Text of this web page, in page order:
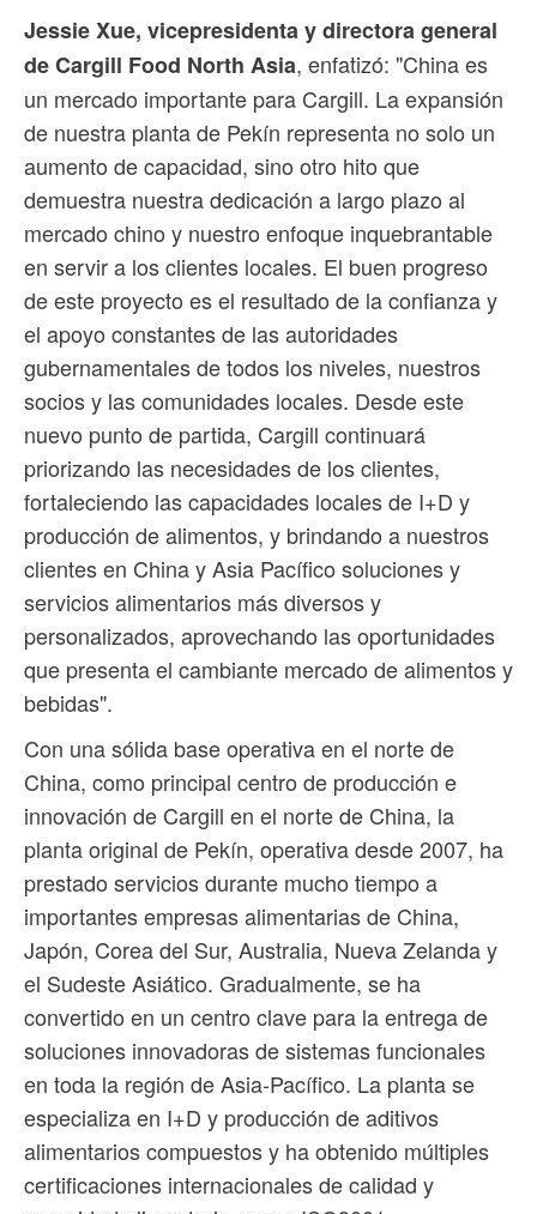
Jessie Xue, vicepresidenta y directora general
de Cargill Food North Asia, enfatizó: "China es
un mercado importante para Cargill. La expansión
de nuestra planta de Pekín representa no solo un
aumento de capacidad, sino otro hito que
demuestra nuestra dedicación a largo plazo al
mercado chino y nuestro enfoque inquebrantable
en servir a los clientes locales. El buen progreso
de este proyecto es el resultado de la confianza y
el apoyo constantes de las autoridades
gubernamentales de todos los niveles, nuestros
socios y las comunidades locales. Desde este
nuevo punto de partida, Cargill continuará
priorizando las necesidades de los clientes,
fortaleciendo las capacidades locales de I+D y
producción de alimentos, y brindando a nuestros
clientes en China y Asia Pacífico soluciones y
servicios alimentarios más diversos y
personalizados, aprovechando las oportunidades
que presenta el cambiante mercado de alimentos y
bebidas".
Con una sólida base operativa en el norte de
China, como principal centro de producción e
innovación de Cargill en el norte de China, la
planta original de Pekín, operativa desde 2007, ha
prestado servicios durante mucho tiempo a
importantes empresas alimentarias de China,
Japón, Corea del Sur, Australia, Nueva Zelanda y
el Sudeste Asiático. Gradualmente, se ha
convertido en un centro clave para la entrega de
soluciones innovadoras de sistemas funcionales
en toda la región de Asia-Pacífico. La planta se
especializa en I+D y producción de aditivos
alimentarios compuestos y ha obtenido múltiples
certificaciones internacionales de calidad y